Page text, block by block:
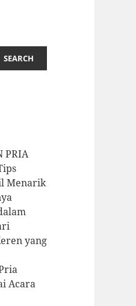
SEARCH
PRIA
Menarik
yang
Acara